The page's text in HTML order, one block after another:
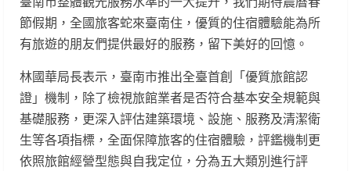
節假期，全國旅客蛇來臺南住，優質的住宿體驗能為所
有旅遊的朋友們提供最好的服務，留下美好的回憶。
林國華局長表示，臺南市推出全臺首創「優質旅館認
證」機制，除了檢視旅館業者是否符合基本安全規範與
基礎服務，更深入評估建築環境、設施、服務及清潔衛
生等各項指標，全面保障旅客的住宿體驗，評鑑機制更
依照旅館經營型態與自我定位，分為五大類別進行評